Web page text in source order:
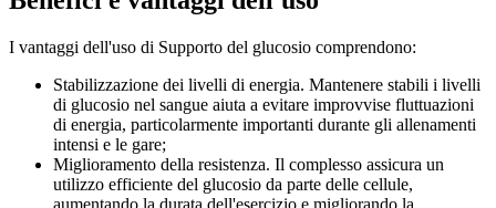
I vantaggi dell'uso di Supporto del glucosio comprendono:
Stabilizzazione dei livelli di energia. Mantenere stabili i livelli
di glucosio nel sangue aiuta a evitare improvvise fluttuazioni
di energia, particolarmente importanti durante gli allenamenti
intensi e le gare;
Miglioramento della resistenza. Il complesso assicura un
utilizzo efficiente del glucosio da parte delle cellule,